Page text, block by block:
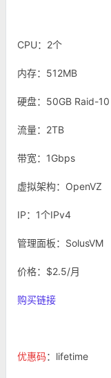
CPU：2个
内存：512MB
硬盘：50GB Raid-10
流量：2TB
带宽：1Gbps
虚拟架构：OpenVZ
IP：1个IPv4
管理面板：SolusVM
价格：$2.5/月
购买链接
优惠码：lifetime